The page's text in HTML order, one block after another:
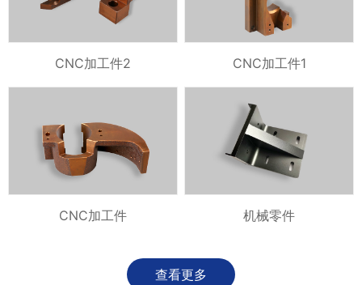
CNC加工件2 CNC加工件1
CNC加工件 机械零件
查看更多